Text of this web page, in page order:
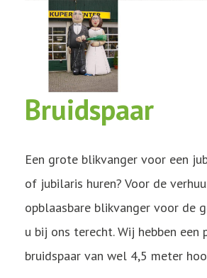
Bruidspaar
Een grote blikvanger voor een
of jubilaris huren? Voor de
opblaasbare blikvanger voor de
u bij ons terecht. Wij hebben een
bruidspaar van wel 4,5 meter